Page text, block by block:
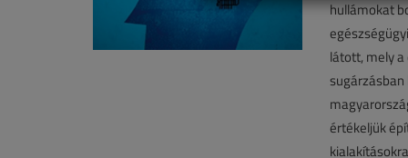
hullámokat
látott, mely
értékeljük